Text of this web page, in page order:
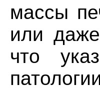
массы
или
что